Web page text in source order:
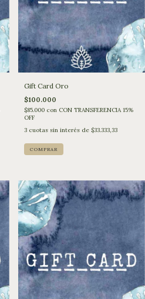
Gift Card Oro
$100.000
$85.000 con CON TRANSFERENCIA 15%
OFF
3 cuotas sin interés de $33.333,33